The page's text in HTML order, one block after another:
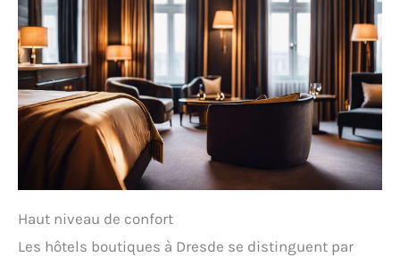
Haut niveau de confort
Les hôtels boutiques à Dresde se distinguent par